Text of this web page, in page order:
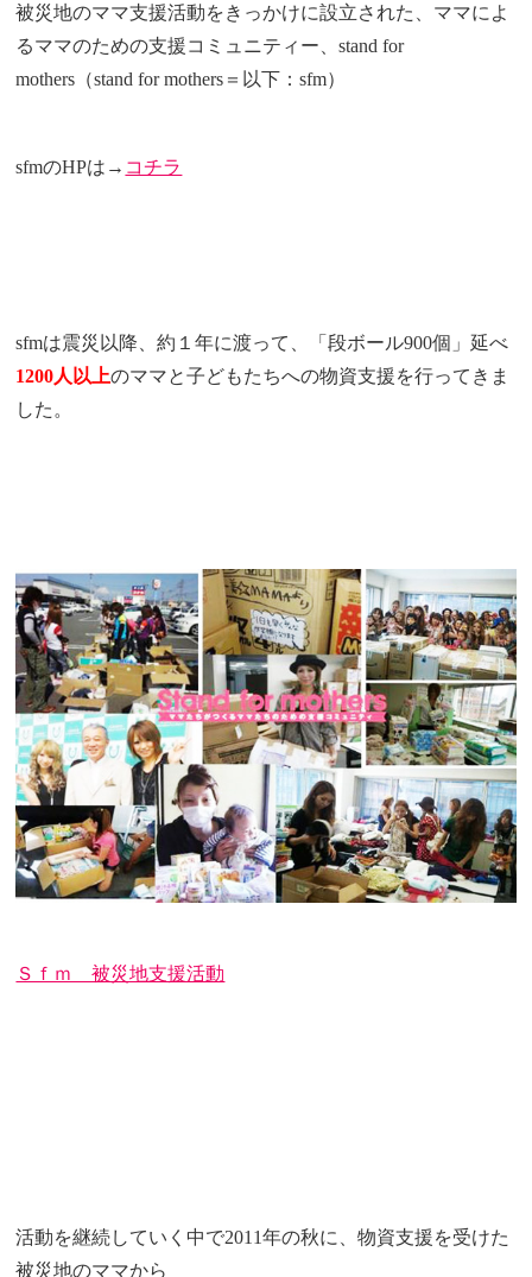
被災地のママ支援活動をきっかけに設立された、ママによ
るママのための支援コミュニティー、stand for
mothers（stand for mothers＝以下：sfm）
sfmのHPは→ コチラ
sfmは震災以降、約１年に渡って、「段ボール900個」延べ
1200人以上のママと子どもたちへの物資支援を行ってきま
した。
Ｓｆｍ 被災地支援活動
活動を継続していく中で2011年の秋に、物資支援を受けた
被災地のママから